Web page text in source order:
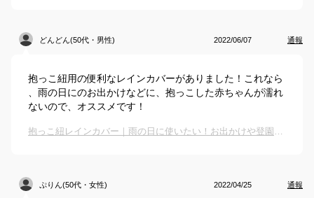
どんどん(50代・男性) 2022/06/07 通報
抱っこ紐用の便利なレインカバーがありました！これなら
、雨の日にのお出かけなどに、抱っこした赤ちゃんが濡れ
ないので、オススメです！
抱っこ紐レインカバー｜雨の日に使いたい！お出かけや登園にも便利なカバーのおすすめは？
ぷりん(50代・女性) 2022/04/25 通報